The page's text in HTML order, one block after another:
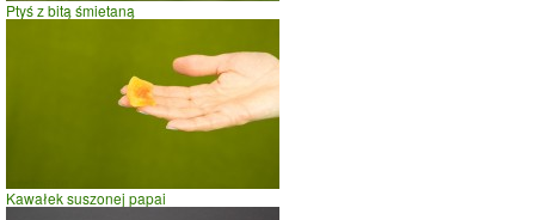
Ptyś z bitą śmietaną
Kawałek suszonej papai